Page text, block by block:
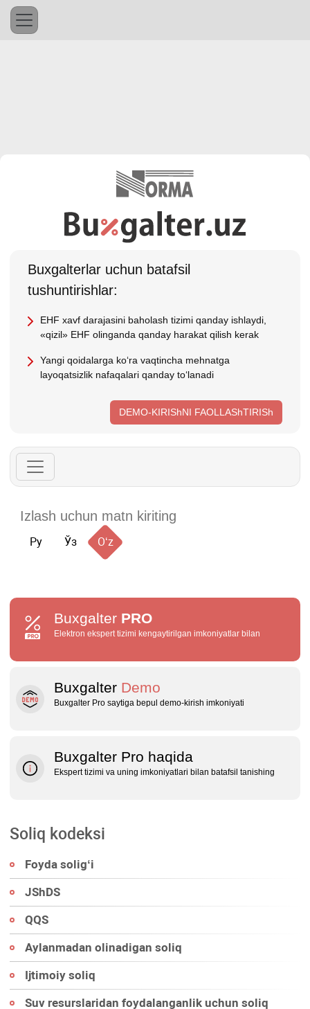
Buхgalterlar uchun batafsil
tushuntirishlar:
EHF хavf darajasini baholash tizimi qanday ishlaydi,
«qizil» EHF olinganda qanday harakat qilish kerak
Yangi qoidalarga koʻra vaqtincha mehnatga
layoqatsizlik nafaqalari qanday toʻlanadi
DEMO-KIRIShNI FAOLLAShTIRISh
Ру Ўз Oʻz
Buxgalter PRO
Elektron ekspert tizimi kengaytirilgan imkoniyatlar bilan
Buxgalter Demo
Buxgalter Pro saytiga bepul demo‑kirish imkoniyati
Buxgalter Pro haqida
Ekspert tizimi va uning imkoniyatlari bilan batafsil tanishing
Soliq kodeksi
Foyda soligʻi
JShDS
QQS
Aylanmadan olinadigan soliq
Ijtimoiy soliq
Suv resurslaridan foydalanganlik uchun soliq